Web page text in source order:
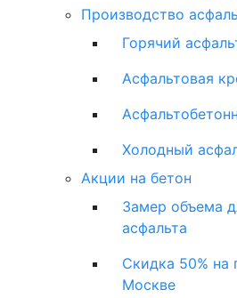
Производство
Горячий
Асфальтовая
Холодный
Акции на бетон
Замер объема
асфальта
Скидка 50% на
Москве